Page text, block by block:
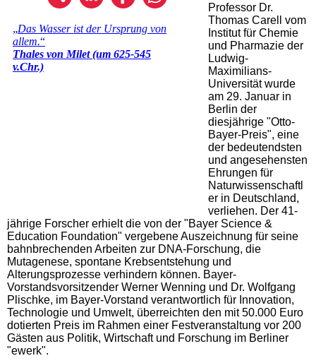
Professor Dr.
Thomas Carell vom
Institut für Chemie
und Pharmazie der
Ludwig-
Maximilians-
Universität wurde
am 29. Januar in
Berlin der
diesjährige "Otto-
Bayer-Preis", eine
der bedeutendsten
und angesehensten
Ehrungen für
Naturwissenschaftl
er in Deutschland,
verliehen. Der 41-
jährige Forscher erhielt die von der "Bayer Science &
Education Foundation" vergebene Auszeichnung für seine
bahnbrechenden Arbeiten zur DNA-Forschung, die
Mutagenese, spontane Krebsentstehung und
Alterungsprozesse verhindern können. Bayer-
Vorstandsvorsitzender Werner Wenning und Dr. Wolfgang
Plischke, im Bayer-Vorstand verantwortlich für Innovation,
Technologie und Umwelt, überreichten den mit 50.000 Euro
dotierten Preis im Rahmen einer Festveranstaltung vor 200
Gästen aus Politik, Wirtschaft und Forschung im Berliner
"ewerk".